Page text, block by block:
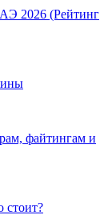
2026 (Рейтинг
файтингам и
стоит?